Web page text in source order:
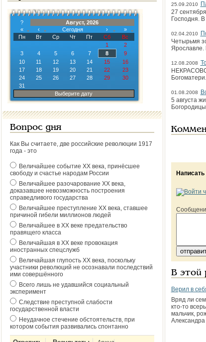
?
Август, 2026
«
‹ Сегодня ›
»
Пн
Вт Ср Чт Пт Сб
Вс
1
2
3
4 5 6 7 8
9
10
11 12 13 14 15
16
17
18 19 20 21 22
23
24
25 26 27 28 29
30
31
Выберите дату
Вопрос дня
Как Вы считаете, две российские революции 1917
года - это
Величайшее событие ХХ века, принёсшее
свободу и счастье народам России
Величайшее разочарование ХХ века,
доказавшее невозможность построения
справедливого государства
Величайшее преступление ХХ века, ставшее
причиной гибели миллионов людей
Величайшее в ХХ веке предательство
правящего класса
Величайшая в ХХ веке провокация
иностранных спецслужб
Величайшая глупость ХХ века, поскольку
участники революций не осознавали последствий
ими совершённого
Всего лишь не удавшийся социальный
эксперимент
Следствие преступной слабости
государственной власти
Неудачное стечение обстоятельств, при
котором события развивались спонтанно
25.09.2010
27
Господня.
02.04.2010
Четырьмя
Ярославле.
12.08.2008
01.08.2008
5 августа
В этой
Верил в
Вряд ли
кто-то
мальчик,